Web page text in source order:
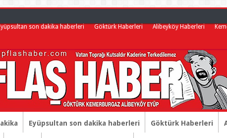
son dakika haberleri Göktürk Haberleri Alibeyköy Haberleri
Eyüpsultan son dakika haberleri Göktürk Haberleri